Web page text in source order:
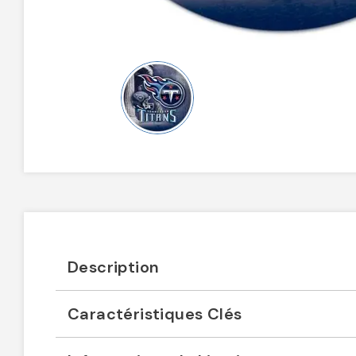
Description
Caractéristiques Clés